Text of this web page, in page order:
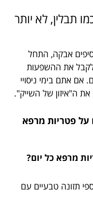
תבלין, לא יותר
אבקה, התחל
לקבל את ההשפעות
אם אתם בימי ניסויי
ה"איזון של השייק".
על פטריות מרפא
מרפא כל יום?
תזונה טבעיים עם